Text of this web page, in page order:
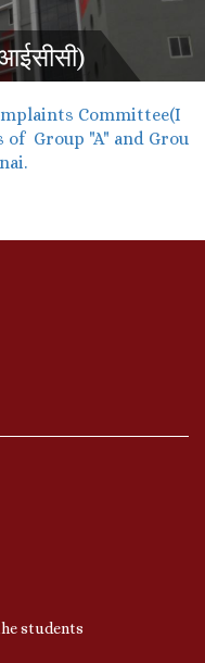
Committee(I
of Group "A" and Grou
students